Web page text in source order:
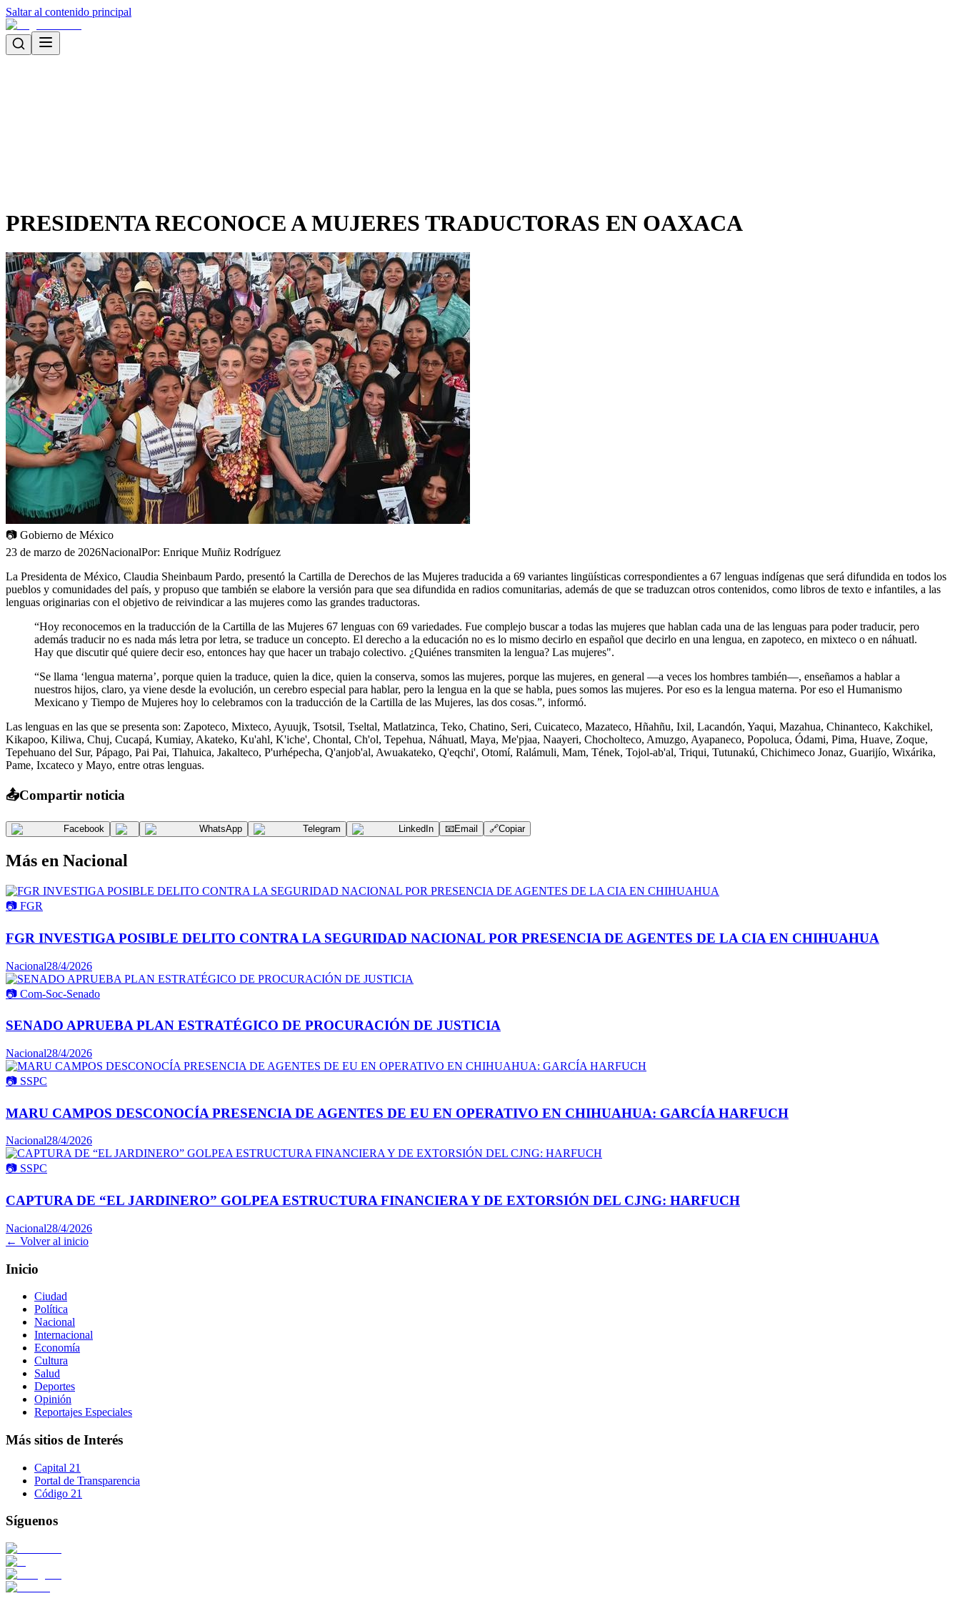
Saltar al contenido principal
PRESIDENTA RECONOCE A MUJERES TRADUCTORAS EN OAXACA
📷 Gobierno de México
23 de marzo de 2026NacionalPor: Enrique Muñiz Rodríguez
La Presidenta de México, Claudia Sheinbaum Pardo, presentó la Cartilla de Derechos de las Mujeres traducida a 69 variantes lingüísticas correspondientes a 67 lenguas indígenas que será difundida en todos los
pueblos y comunidades del país, y propuso que también se elabore la versión para que sea difundida en radios comunitarias, además de que se traduzcan otros contenidos, como libros de texto e infantiles, a las
lenguas originarias con el objetivo de reivindicar a las mujeres como las grandes traductoras.
“Hoy reconocemos en la traducción de la Cartilla de las Mujeres 67 lenguas con 69 variedades. Fue complejo buscar a todas las mujeres que hablan cada una de las lenguas para poder traducir, pero
además traducir no es nada más letra por letra, se traduce un concepto. El derecho a la educación no es lo mismo decirlo en español que decirlo en una lengua, en zapoteco, en mixteco o en náhuatl.
Hay que discutir qué quiere decir eso, entonces hay que hacer un trabajo colectivo. ¿Quiénes transmiten la lengua? Las mujeres".
“Se llama ‘lengua materna’, porque quien la traduce, quien la dice, quien la conserva, somos las mujeres, porque las mujeres, en general ―a veces los hombres también―, enseñamos a hablar a
nuestros hijos, claro, ya viene desde la evolución, un cerebro especial para hablar, pero la lengua en la que se habla, pues somos las mujeres. Por eso es la lengua materna. Por eso el Humanismo
Mexicano y Tiempo de Mujeres hoy lo celebramos con la traducción de la Cartilla de las Mujeres, las dos cosas.”, informó.
Las lenguas en las que se presenta son: Zapoteco, Mixteco, Ayuujk, Tsotsil, Tseltal, Matlatzinca, Teko, Chatino, Seri, Cuicateco, Mazateco, Hñahñu, Ixil, Lacandón, Yaqui, Mazahua, Chinanteco, Kakchikel,
Kikapoo, Kiliwa, Chuj, Cucapá, Kumiay, Akateko, Ku'ahl, K'iche', Chontal, Ch'ol, Tepehua, Náhuatl, Maya, Me'pjaa, Naayeri, Chocholteco, Amuzgo, Ayapaneco, Popoluca, Ódami, Pima, Huave, Zoque,
Tepehuano del Sur, Pápago, Pai Pai, Tlahuica, Jakalteco, P'urhépecha, Q'anjob'al, Awuakateko, Q'eqchi', Otomí, Ralámuli, Mam, Tének, Tojol-ab'al, Triqui, Tutunakú, Chichimeco Jonaz, Guarijío, Wixárika,
Pame, Ixcateco y Mayo, entre otras lenguas.
📤Compartir noticia
Facebook WhatsApp Telegram LinkedIn 📧Email 🔗Copiar
Más en Nacional
📷 FGR
FGR INVESTIGA POSIBLE DELITO CONTRA LA SEGURIDAD NACIONAL POR PRESENCIA DE AGENTES DE LA CIA EN CHIHUAHUA
Nacional28/4/2026
📷 Com-Soc-Senado
SENADO APRUEBA PLAN ESTRATÉGICO DE PROCURACIÓN DE JUSTICIA
Nacional28/4/2026
📷 SSPC
MARU CAMPOS DESCONOCÍA PRESENCIA DE AGENTES DE EU EN OPERATIVO EN CHIHUAHUA: GARCÍA HARFUCH
Nacional28/4/2026
📷 SSPC
CAPTURA DE “EL JARDINERO” GOLPEA ESTRUCTURA FINANCIERA Y DE EXTORSIÓN DEL CJNG: HARFUCH
Nacional28/4/2026
← Volver al inicio
Inicio
Ciudad
Política
Nacional
Internacional
Economía
Cultura
Salud
Deportes
Opinión
Reportajes Especiales
Más sitios de Interés
Capital 21
Portal de Transparencia
Código 21
Síguenos